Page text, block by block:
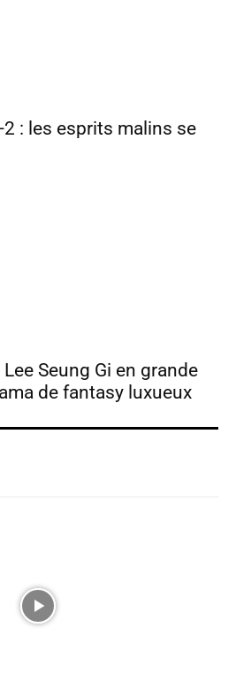
: les esprits malins se
Seung Gi en grande
de fantasy luxueux